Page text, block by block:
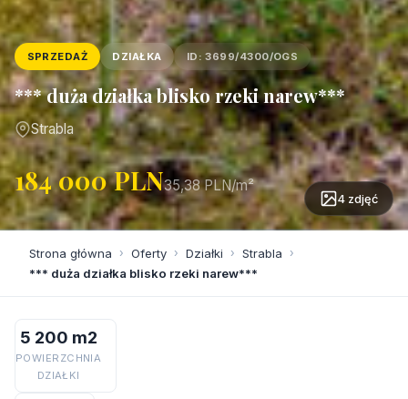
SPRZEDAŻ DZIAŁKA ID: 3699/4300/OGS
*** duża działka blisko rzeki narew***
Strabla
184 000 PLN35,38 PLN/m²
4 zdjęć
Strona główna › Oferty › Działki › Strabla ›
*** duża działka blisko rzeki narew***
5 200 m2
POWIERZCHNIA
DZIAŁKI